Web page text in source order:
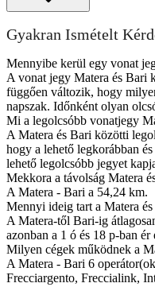
Gyakran Ismételt
Mennyibe kerül egy vonat
A vonat jegy Matera és Bari
függően változik, hogy
napszak. Időnként olyan
Mi a legolcsóbb vonatjegy
A Matera és Bari közötti
hogy a lehető legkorábban
lehető legolcsóbb jegyet
Mekkora a távolság Matera
A Matera - Bari a 54,24 km.
Mennyi ideig tart a Matera
A Matera-től Bari-ig
azonban a 1 ó és 18 p-ban ér
Milyen cégek működnek a
A Matera - Bari 6
Frecciargento, Freccialink,